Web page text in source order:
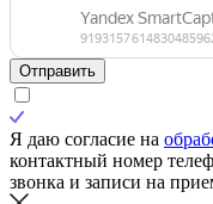
Отправить
Я даю согласие на
контактный номер
звонка и записи на